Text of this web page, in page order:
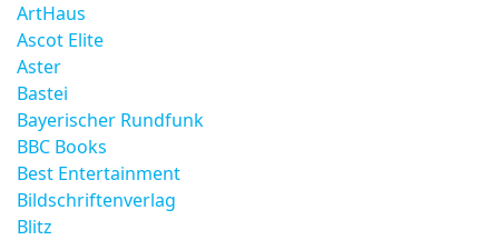
ArtHaus
Ascot Elite
Aster
Bastei
Bayerischer Rundfunk
BBC Books
Best Entertainment
Bildschriftenverlag
Blitz